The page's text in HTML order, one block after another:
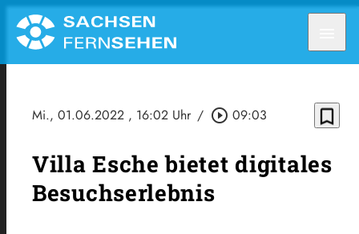
Mi., 01.06.2022 , 16:02 Uhr / play_circle_outline 09:03 bookmark_border
Villa Esche bietet digitales
Besuchserlebnis